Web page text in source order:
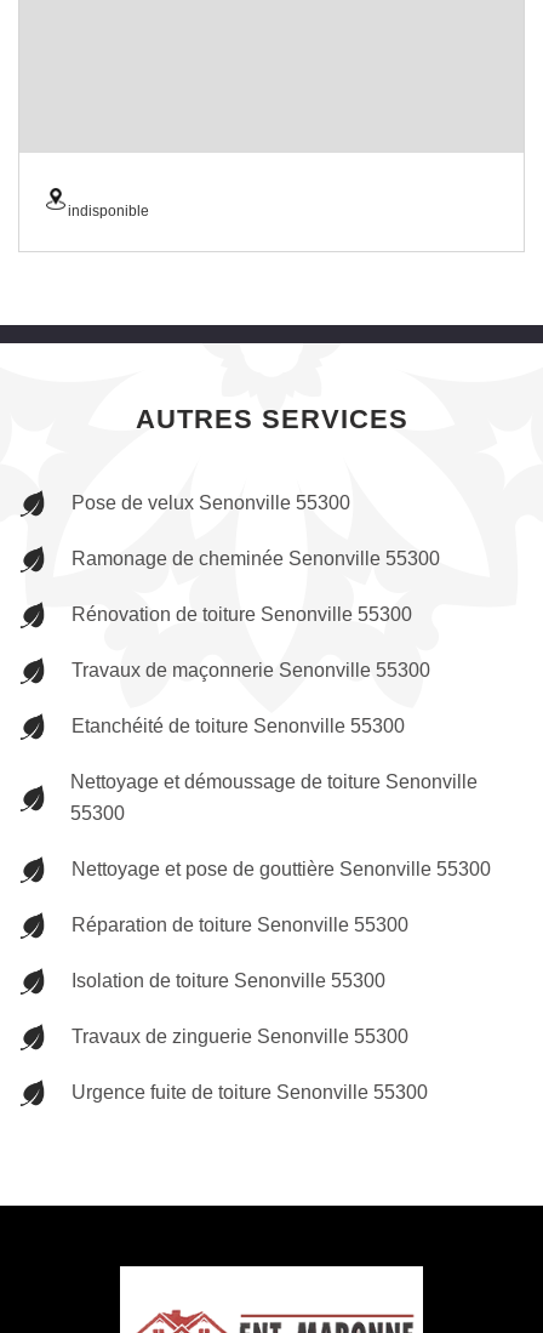
indisponible
AUTRES SERVICES
Pose de velux Senonville 55300
Ramonage de cheminée Senonville 55300
Rénovation de toiture Senonville 55300
Travaux de maçonnerie Senonville 55300
Etanchéité de toiture Senonville 55300
Nettoyage et démoussage de toiture Senonville
55300
Nettoyage et pose de gouttière Senonville 55300
Réparation de toiture Senonville 55300
Isolation de toiture Senonville 55300
Travaux de zinguerie Senonville 55300
Urgence fuite de toiture Senonville 55300